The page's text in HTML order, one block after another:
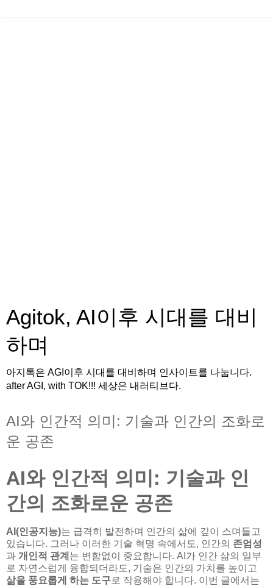
Agitok, AI이후 시대를 대비
하며
아지톡은 AGI이후 시대를 대비하며 인사이트를 나눕니다.
after AGI, with TOK!!! 세상은 내러티브다.
AI와 인간적 의미: 기술과 인간의 조화로
운 공존
AI와 인간적 의미: 기술과 인
간의 조화로운 공존
AI(인공지능)는 급격히 발전하며 인간의 삶에 깊이 스며들고
있습니다. 그러나 이러한 기술 혁명 속에서도, 인간의 존엄성
과 개인적 관계 는 변함없이 중요합니다. AI가 인간 삶의 일부
로 자연스럽게 융합되더라도, 기술은 인간의 가치를 높이고
삶을 풍요롭게 하는 도구로 작용해야 합니다. 이번 글에서는